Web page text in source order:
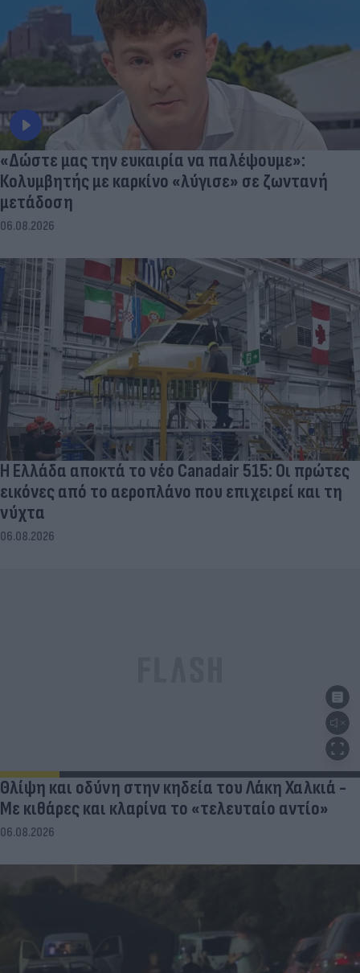
«Δώστε μας την ευκαιρία να παλέψουμε»:
Κολυμβητής με καρκίνο «λύγισε» σε ζωντανή
μετάδοση
06.08.2026
Η Ελλάδα αποκτά το νέο Canadair 515: Οι πρώτες
εικόνες από το αεροπλάνο που επιχειρεί και τη
νύχτα
06.08.2026
Θλίψη και οδύνη στην κηδεία του Λάκη Χαλκιά -
Με κιθάρες και κλαρίνα το «τελευταίο αντίο»
06.08.2026